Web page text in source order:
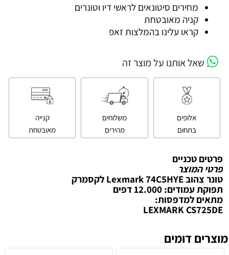
מחירים סיטונאים לראשי דיו וטונרים
קניה מאובטחת
קראו עלינו בהמלצות זאפ
שאל אותנו על מוצר זה
אלופים
בתחום
משלוחים
מהירים
קנייה
מאובטחת
פרטים טכניים
פרטי המוצר
‏טונר ‏צהוב Lexmark 74C5HYE לקסמרק
תפוקת עמודים: 12.000 דפים
מתאים למדפסות:
LEXMARK CS725DE
מוצרים דומים